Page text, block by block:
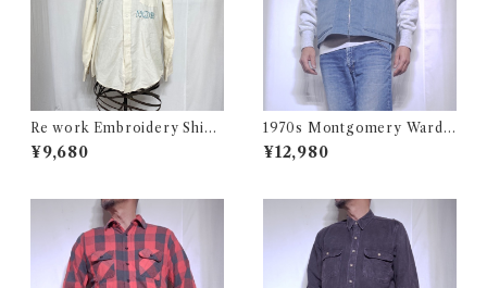
Re work Embroidery Shirt
/ リワーク ハンド刺繍入り シ
ャツ 古着
¥9,680
1970s Montgomery Ward
PUT TOGETHERS Nylon S
ki Vest / 70年代 モンゴメリー
¥12,980